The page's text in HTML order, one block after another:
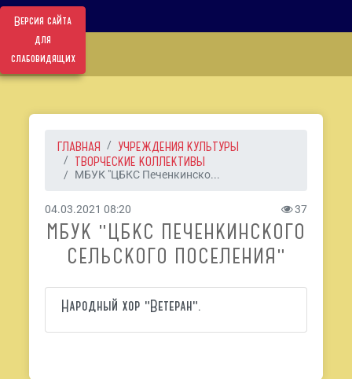
Версия сайта
для
слабовидящих
ГЛАВНАЯ
УЧРЕЖДЕНИЯ КУЛЬТУРЫ
ТВОРЧЕСКИЕ КОЛЛЕКТИВЫ
МБУК "ЦБКС Печенкинско...
04.03.2021 08:20 37
МБУК "ЦБКС ПЕЧЕНКИНСКОГО
СЕЛЬСКОГО ПОСЕЛЕНИЯ"
Народный хор "Ветеран".